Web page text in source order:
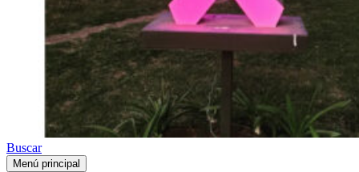
Buscar
Menú principal